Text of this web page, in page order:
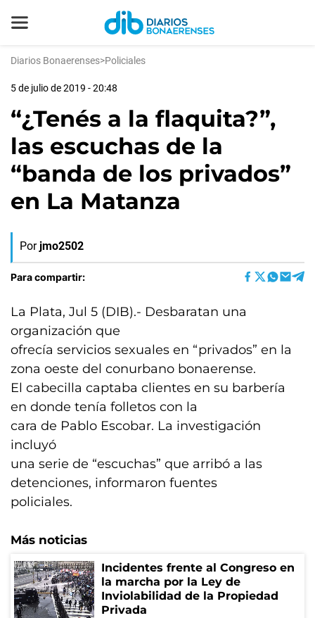
Diarios Bonaerenses>Policiales
5 de julio de 2019 - 20:48
“¿Tenés a la flaquita?”,
las escuchas de la
“banda de los privados”
en La Matanza
Por jmo2502
Para compartir:
La Plata, Jul 5 (DIB).- Desbaratan una
organización que
ofrecía servicios sexuales en “privados” en la
zona oeste del conurbano bonaerense.
El cabecilla captaba clientes en su barbería
en donde tenía folletos con la
cara de Pablo Escobar. La investigación
incluyó
una serie de “escuchas” que arribó a las
detenciones, informaron fuentes
policiales.
Más noticias
Incidentes frente al Congreso en
la marcha por la Ley de
Inviolabilidad de la Propiedad
Privada